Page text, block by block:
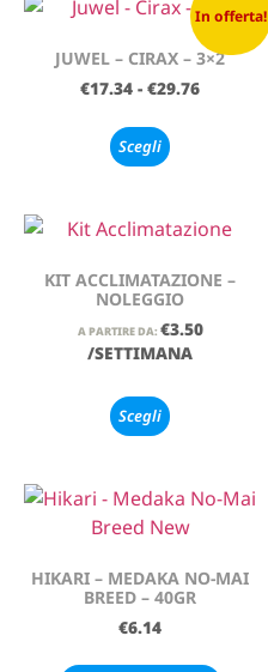
In offerta!
JUWEL – CIRAX – 3×2
€17.34 - €29.76
Scegli
KIT ACCLIMATAZIONE –
NOLEGGIO
A PARTIRE DA: €3.50
/SETTIMANA
Scegli
HIKARI – MEDAKA NO-MAI
BREED – 40GR
€6.14